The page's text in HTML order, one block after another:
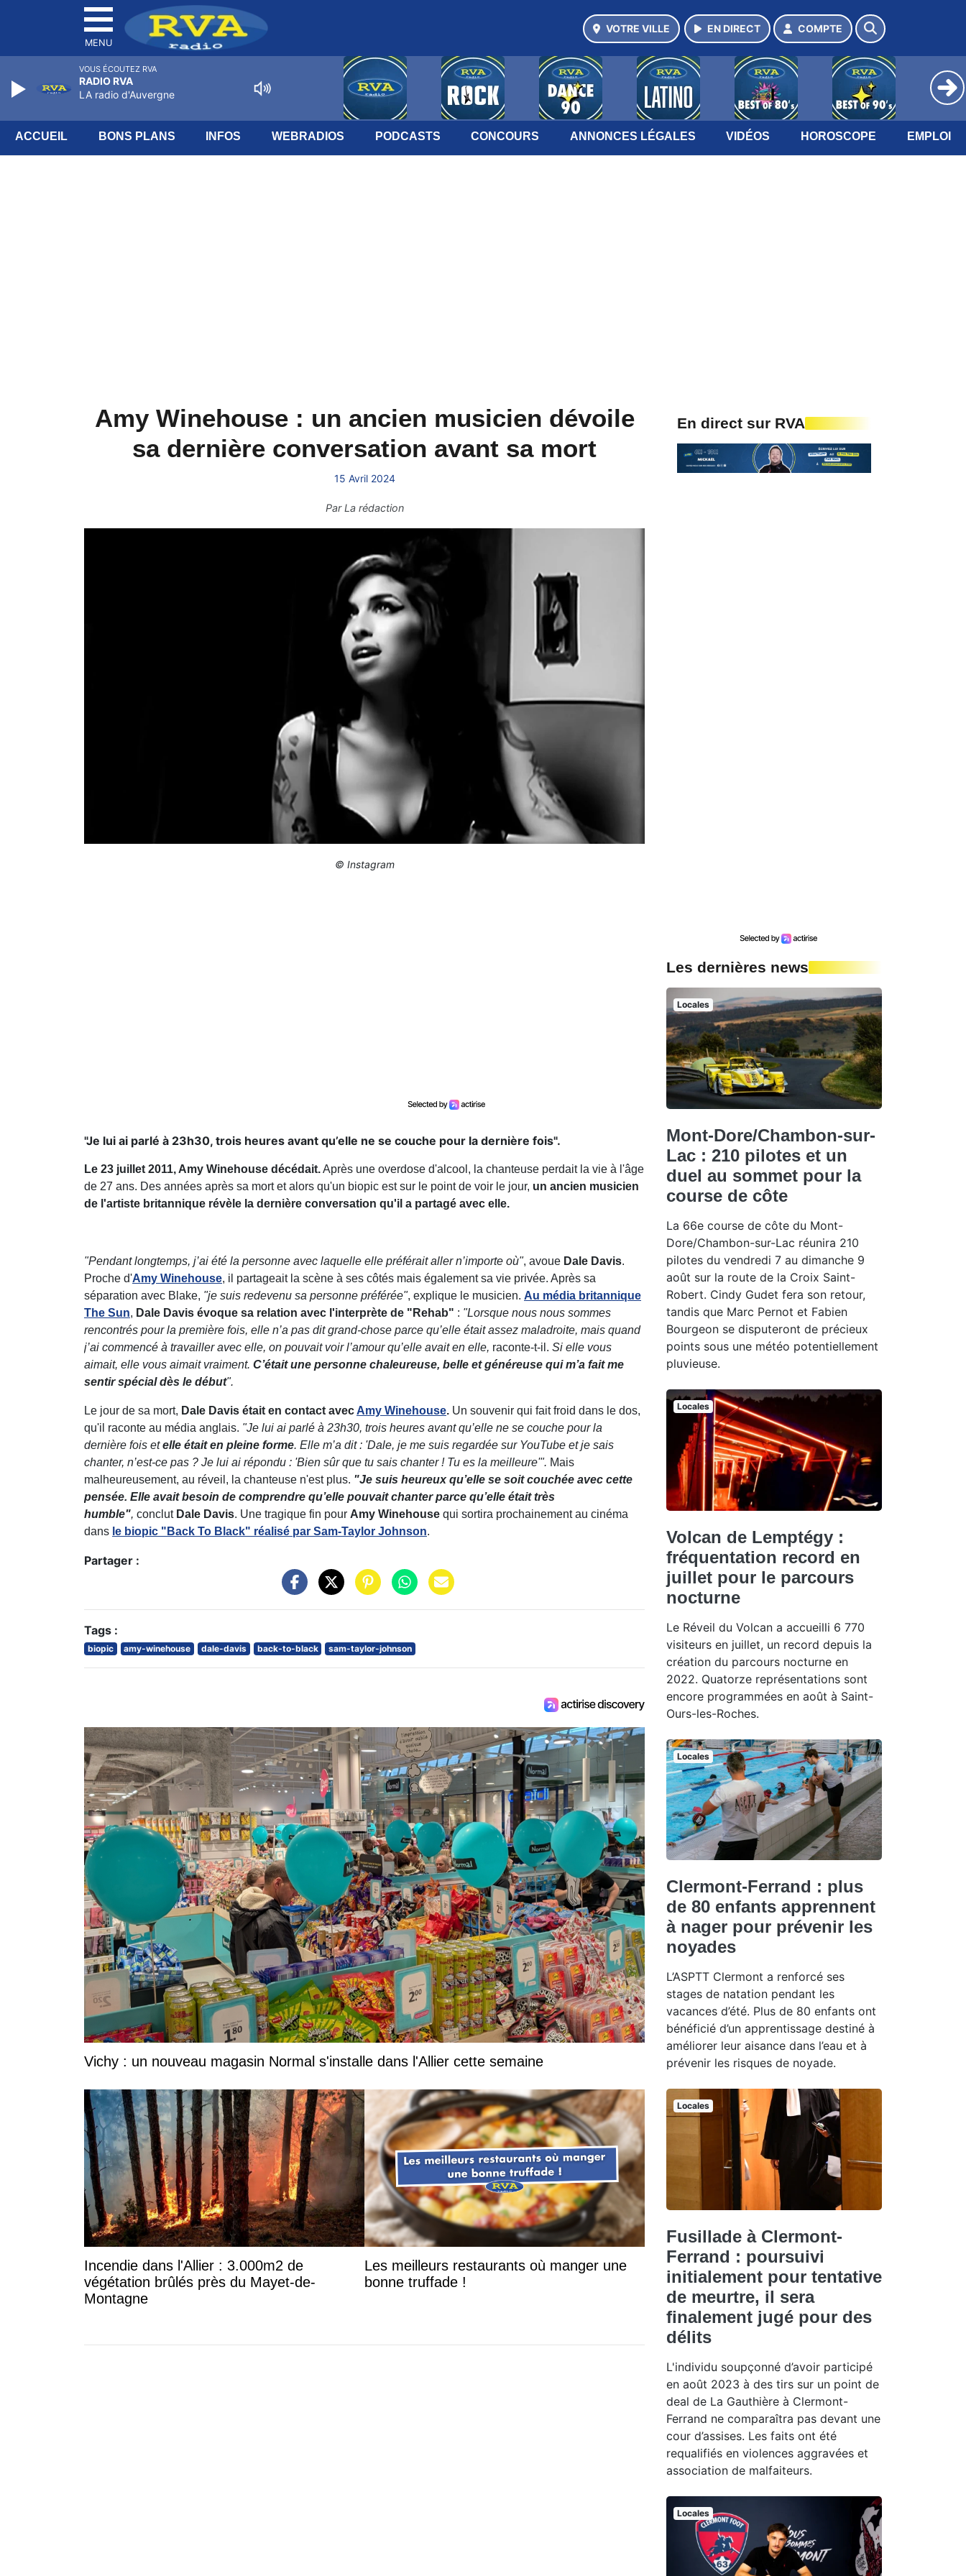
MENU
VOTRE VILLE EN DIRECT COMPTE
ACCUEIL BONS PLANS INFOS WEBRADIOS PODCASTS CONCOURS ANNONCES LÉGALES VIDÉOS HOROSCOPE EMPLOI
Amy Winehouse : un ancien musicien dévoile
sa dernière conversation avant sa mort
15 Avril 2024
ParLa rédaction
© Instagram
"Je lui ai parlé à 23h30, trois heures avant qu’elle ne se couche pour la dernière fois".
Le 23 juillet 2011, Amy Winehouse décédait.Après une overdose d'alcool, la chanteuse perdait la vie à l'âge
de 27 ans. Des années après sa mort et alors qu'un biopic est sur le point de voir le jour, un ancien musicien
de l'artiste britannique révèle la dernière conversation qu'il a partagé avec elle.
"Pendant longtemps, j’ai été la personne avec laquelle elle préférait aller n’importe où", avoue Dale Davis.
Proche d'Amy Winehouse, il partageait la scène à ses côtés mais également sa vie privée. Après sa
séparation avec Blake, "je suis redevenu sa personne préférée", explique le musicien. Au média britannique
The Sun, Dale Davis évoque sa relation avec l'interprète de "Rehab" : "Lorsque nous nous sommes
rencontrés pour la première fois, elle n’a pas dit grand-chose parce qu’elle était assez maladroite, mais quand
j’ai commencé à travailler avec elle, on pouvait voir l’amour qu’elle avait en elle, raconte-t-il. Si elle vous
aimait, elle vous aimait vraiment. C’était une personne chaleureuse, belle et généreuse qui m’a fait me
sentir spécial dès le début".
Le jour de sa mort, Dale Davis était en contact avec Amy Winehouse. Un souvenir qui fait froid dans le dos,
qu'il raconte au média anglais. "Je lui ai parlé à 23h30, trois heures avant qu’elle ne se couche pour la
dernière fois etelle était en pleine forme. Elle m’a dit : 'Dale, je me suis regardée sur YouTube et je sais
chanter, n’est-ce pas ? Je lui ai répondu : 'Bien sûr que tu sais chanter ! Tu es la meilleure'". Mais
malheureusement, au réveil, la chanteuse n'est plus. "Je suis heureux qu’elle se soit couchée avec cette
pensée. Elle avait besoin de comprendre qu’elle pouvait chanter parce qu’elle était très
humble", conclut Dale Davis. Une tragique fin pour Amy Winehouse qui sortira prochainement au cinéma
dans le biopic "Back To Black" réalisé par Sam-Taylor Johnson.
Partager :
Tags :
biopic amy-winehouse dale-davis back-to-black sam-taylor-johnson
Vichy : un nouveau magasin Normal s'installe dans l'Allier cette semaine
Incendie dans l'Allier : 3.000m2 de
végétation brûlés près du Mayet-de-
Montagne
Les meilleurs restaurants où manger une
bonne truffade !
En direct sur RVA
Les dernières news
Locales
Mont-Dore/Chambon-sur-
Lac : 210 pilotes et un
duel au sommet pour la
course de côte
La 66e course de côte du Mont-
Dore/Chambon-sur-Lac réunira 210
pilotes du vendredi 7 au dimanche 9
août sur la route de la Croix Saint-
Robert. Cindy Gudet fera son retour,
tandis que Marc Pernot et Fabien
Bourgeon se disputeront de précieux
points sous une météo potentiellement
pluvieuse.
Locales
Volcan de Lemptégy :
fréquentation record en
juillet pour le parcours
nocturne
Le Réveil du Volcan a accueilli 6 770
visiteurs en juillet, un record depuis la
création du parcours nocturne en
2022. Quatorze représentations sont
encore programmées en août à Saint-
Ours-les-Roches.
Locales
Clermont-Ferrand : plus
de 80 enfants apprennent
à nager pour prévenir les
noyades
L’ASPTT Clermont a renforcé ses
stages de natation pendant les
vacances d’été. Plus de 80 enfants ont
bénéficié d’un apprentissage destiné à
améliorer leur aisance dans l’eau et à
prévenir les risques de noyade.
Locales
Fusillade à Clermont-
Ferrand : poursuivi
initialement pour tentative
de meurtre, il sera
finalement jugé pour des
délits
L'individu soupçonné d’avoir participé
en août 2023 à des tirs sur un point de
deal de La Gauthière à Clermont-
Ferrand ne comparaîtra pas devant une
cour d’assises. Les faits ont été
requalifiés en violences aggravées et
association de malfaiteurs.
Locales
VOUS ÉCOUTEZ RVA
RADIO RVA
LA radio d'Auvergne